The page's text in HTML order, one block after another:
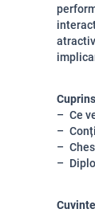
Cuprins
Ce